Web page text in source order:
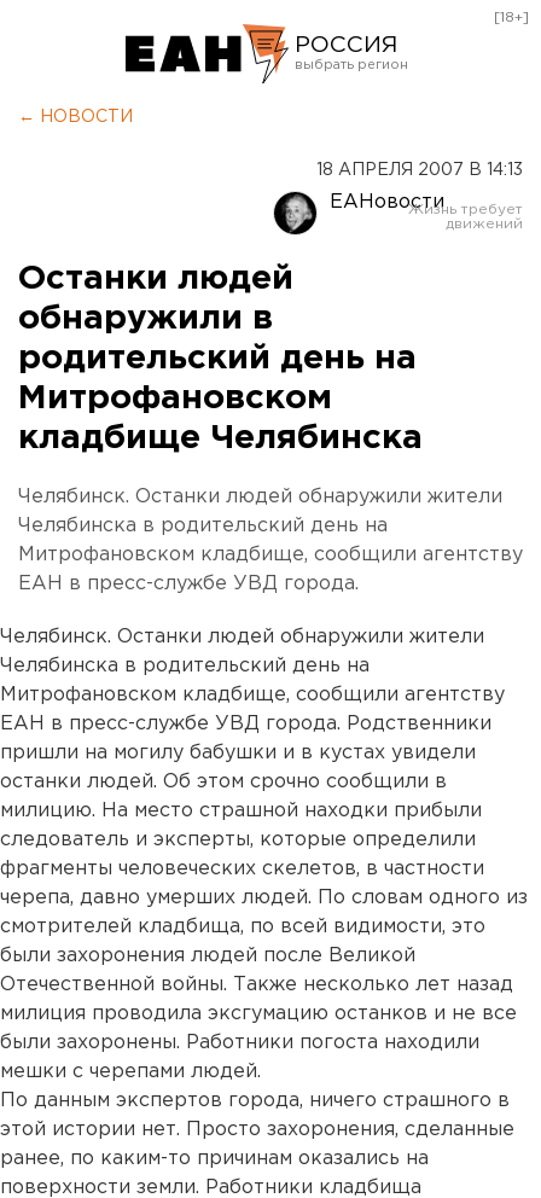
РОССИЯ
Оренбург
[18+]
← НОВОСТИ
18 АПРЕЛЯ 2007 В 14:13
ЕАНовости
Останки людей
обнаружили в
родительский день на
Митрофановском
кладбище Челябинска
Челябинск. Останки людей обнаружили жители
Челябинска в родительский день на
Митрофановском кладбище, сообщили агентству
ЕАН в пресс-службе УВД города.
Челябинск. Останки людей обнаружили жители
Челябинска в родительский день на
Митрофановском кладбище, сообщили агентству
ЕАН в пресс-службе УВД города. Родственники
пришли на могилу бабушки и в кустах увидели
останки людей. Об этом срочно сообщили в
милицию. На место страшной находки прибыли
следователь и эксперты, которые определили
фрагменты человеческих скелетов, в частности
черепа, давно умерших людей. По словам одного из
смотрителей кладбища, по всей видимости, это
были захоронения людей после Великой
Отечественной войны. Также несколько лет назад
милиция проводила эксгумацию останков и не все
были захоронены. Работники погоста находили
мешки с черепами людей.
По данным экспертов города, ничего страшного в
этой истории нет. Просто захоронения, сделанные
ранее, по каким-то причинам оказались на
поверхности земли. Работники кладбища